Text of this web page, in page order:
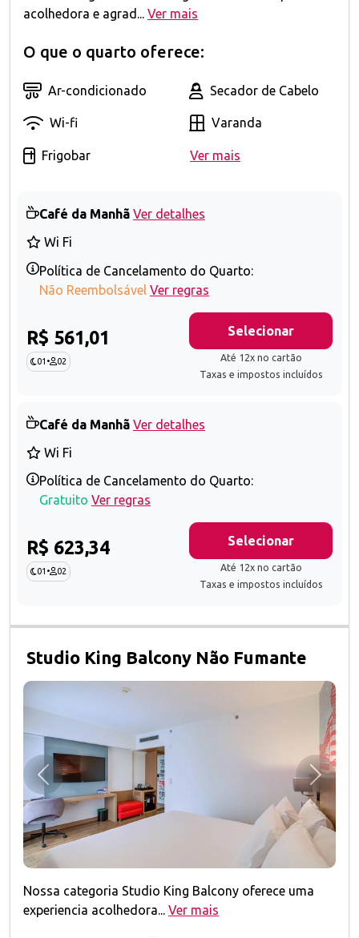
acolhedora e agrad... Ver mais
O que o quarto oferece:
Ar-condicionado Secador de Cabelo
Wi-fi Varanda
Frigobar Ver mais
Café da Manhã Ver detalhes
Wi Fi
Política de Cancelamento do Quarto:
Não Reembolsável Ver regras
R$ 561,01
01 • 02
Selecionar
Até 12x no cartão
Taxas e impostos incluídos
Café da Manhã Ver detalhes
Wi Fi
Política de Cancelamento do Quarto:
Gratuito Ver regras
R$ 623,34
01 • 02
Selecionar
Até 12x no cartão
Taxas e impostos incluídos
Studio King Balcony Não Fumante
Anterior
Nossa categoria Studio King Balcony oferece uma
experiencia acolhedora... Ver mais